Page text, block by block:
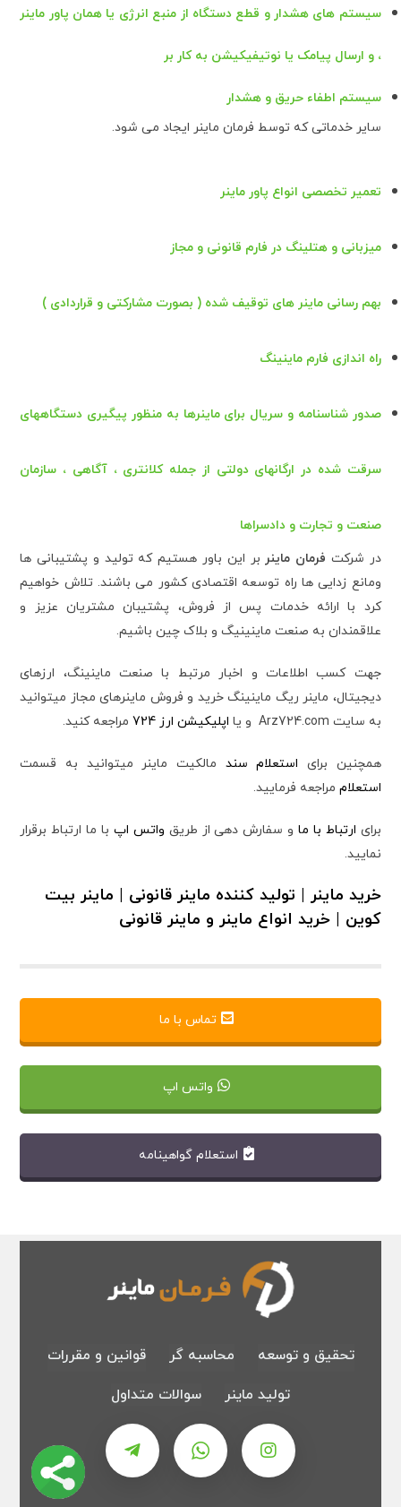
سیستم های هشدار و قطع دستگاه از منبع انرژی یا همان پاور ماینر
، و ارسال پیامک یا نوتیفیکیشن به کار بر
سیستم اطفاء حریق و هشدار
سایر خدماتی که توسط فرمان ماینر ایجاد می شود.
تعمیر تخصصی انواع پاور ماینر
میزبانی و هتلینگ در فارم قانونی و مجاز
بهم رسانی ماینر های توقیف شده ( بصورت مشارکتی و قراردادی )
راه اندازی فارم ماینینگ
صدور شناسنامه و سریال برای ماینرها به منظور پیگیری دستگاههای
سرقت شده در ارگانهای دولتی از جمله کلانتری ، آگاهی ، سازمان
صنعت و تجارت و دادسراها
در شرکت فرمان ماینر بر این باور هستیم که تولید و پشتیبانی ها
ومانع زدایی ها راه توسعه اقتصادی کشور می باشند. تلاش خواهیم
کرد با ارائه خدمات پس از فروش، پشتیبان مشتریان عزیز و
علاقمندان به صنعت ماینینیگ و بلاک چین باشیم.
جهت کسب اطلاعات و اخبار مرتبط با صنعت ماینینگ، ارزهای
دیجیتال، ماینر ریگ ماینینگ خرید و فروش ماینرهای مجاز میتوانید
به سایت Arz724.com و یا
اپلیکیشن ارز 724 مراجعه کنید.
همچنین برای استعلام سند مالکیت ماینر میتوانید به قسمت
استعلام مراجعه فرمایید.
برای ارتباط با ما و سفارش دهی از طریق واتس اپ با ما ارتباط برقرار
نمایید.
خرید ماینر | تولید کننده ماینر قانونی | ماینر بیت
کوین | خرید انواع ماینر و ماینر قانونی
تماس با ما
واتس اپ
استعلام گواهینامه
تحقیق و توسعه محاسبه گر
قوانین و مقررات
تولید ماینر
سوالات متداول